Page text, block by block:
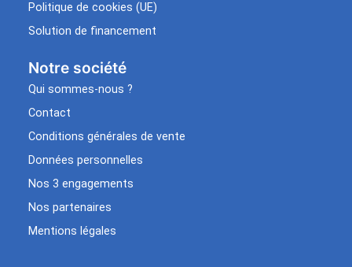
Politique de cookies (UE)
Solution de financement
Notre société
Qui sommes-nous ?
Contact
Conditions générales de vente
Données personnelles
Nos 3 engagements
Nos partenaires
Mentions légales